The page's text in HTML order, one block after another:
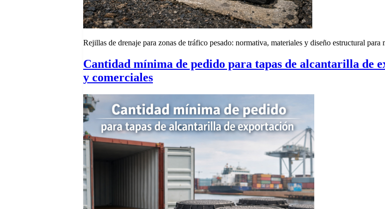
Rejillas de drenaje para zonas de tráfico pesado: normativa, materiales y diseño estructural
Cantidad mínima de pedido para tapas de alcantarilla de
y comerciales